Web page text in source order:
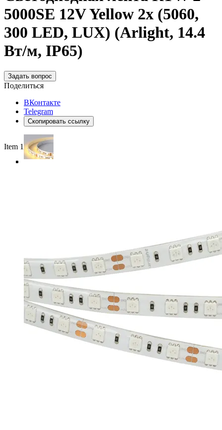
5000SE 12V Yellow 2x (5060,
300 LED, LUX) (Arlight, 14.4
Вт/м, IP65)
Задать вопрос
Поделиться
ВКонтакте
Telegram
Скопировать ссылку
Item 1 of 5